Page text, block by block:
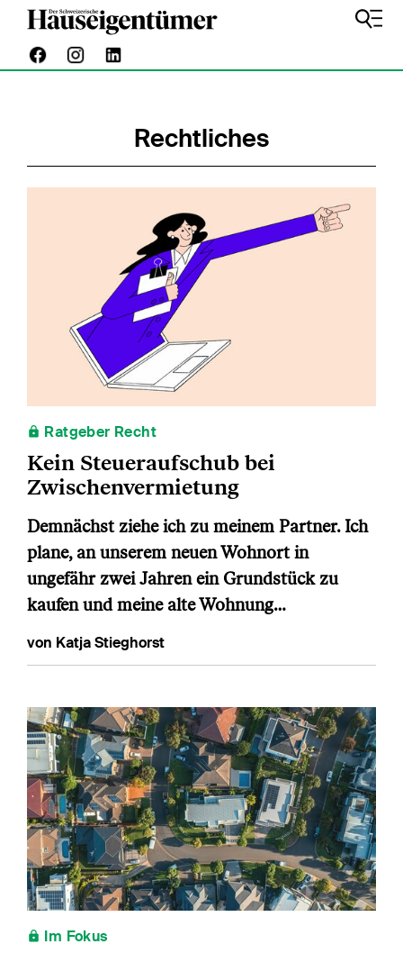
Rechtliches
Ratgeber Recht
Kein Steueraufschub bei
Zwischenvermietung
Demnächst ziehe ich zu meinem Partner. Ich
plane, an unserem neuen Wohnort in
ungefähr zwei Jahren ein Grundstück zu
kaufen und meine alte Wohnung…
von Katja Stieghorst
Im Fokus